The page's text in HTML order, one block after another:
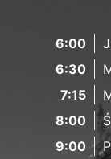
6:00
6:30
7:15
8:00
9:00